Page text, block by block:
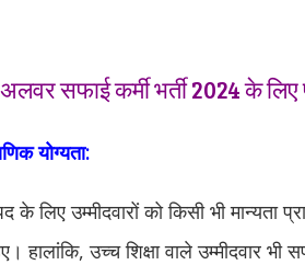
अलवर सफाई कर्मी भर्ती 2024 के लिए
योग्यता:
के लिए उम्मीदवारों को किसी भी मान्यता
हालांकि, उच्च शिक्षा वाले उम्मीदवार भी